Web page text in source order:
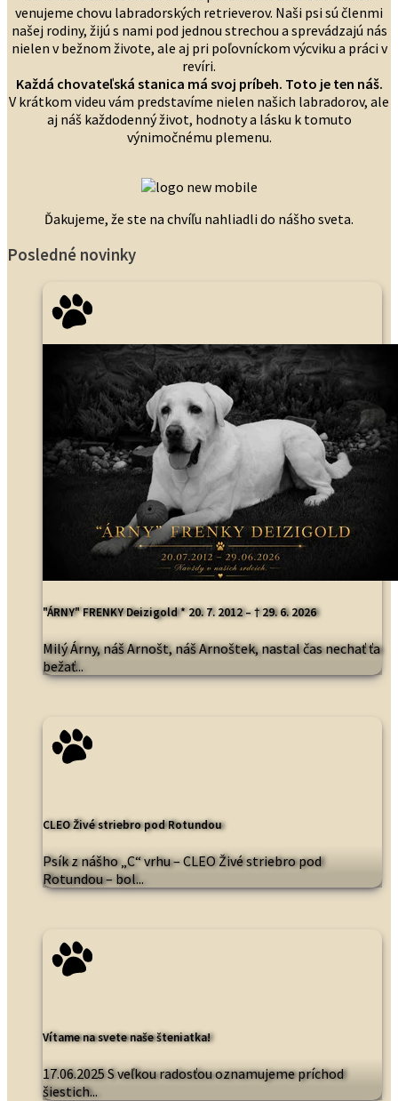
venujeme chovu labradorských retrieverov. Naši psi sú členmi
našej rodiny, žijú s nami pod jednou strechou a sprevádzajú nás
nielen v bežnom živote, ale aj pri poľovníckom výcviku a práci v
revíri.
Každá chovateľská stanica má svoj príbeh. Toto je ten náš.
V krátkom videu vám predstavíme nielen našich labradorov, ale
aj náš každodenný život, hodnoty a lásku k tomuto
výnimočnému plemenu.
Ďakujeme, že ste na chvíľu nahliadli do nášho sveta.
Posledné novinky
"ÁRNY" FRENKY Deizigold * 20. 7. 2012 – † 29. 6. 2026
Milý Árny, náš Arnošt, náš Arnoštek, nastal čas nechať ťa
bežať...
CLEO Živé striebro pod Rotundou
Psík z nášho „C“ vrhu – CLEO Živé striebro pod
Rotundou – bol...
Vítame na svete naše šteniatka!
17.06.2025 S veľkou radosťou oznamujeme príchod
šiestich...